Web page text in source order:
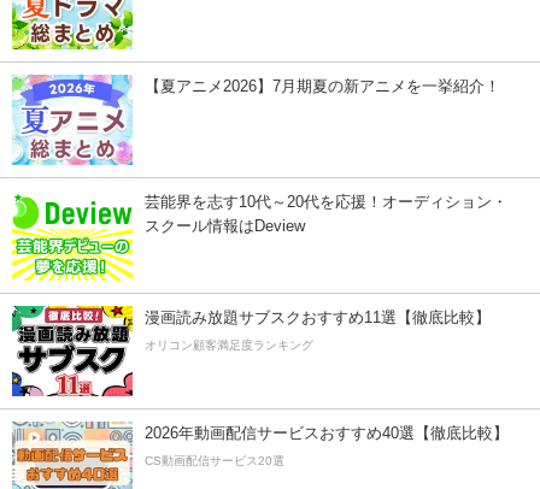
【夏アニメ2026】7月期夏の新アニメを一挙紹介！
芸能界を志す10代～20代を応援！オーディション・
スクール情報はDeview
漫画読み放題サブスクおすすめ11選【徹底比較】
オリコン顧客満足度ランキング
2026年動画配信サービスおすすめ40選【徹底比較】
CS動画配信サービス20選